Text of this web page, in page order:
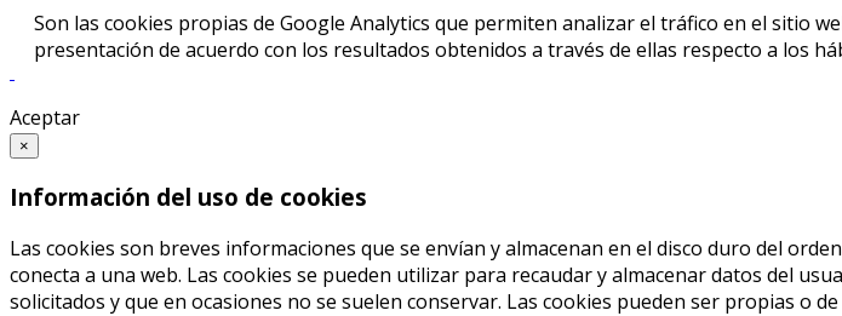
Son las cookies propias de Google Analytics que permiten analizar el tráfico en el sitio
presentación de acuerdo con los resultados obtenidos a través de ellas respecto a los
Aceptar
×
Información del uso de cookies
Las cookies son breves informaciones que se envían y almacenan en el disco duro del
conecta a una web. Las cookies se pueden utilizar para recaudar y almacenar datos del
solicitados y que en ocasiones no se suelen conservar. Las cookies pueden ser propias o